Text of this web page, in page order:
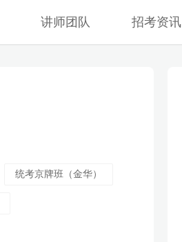
统考京牌班（金华）
讲师团队 招考资讯